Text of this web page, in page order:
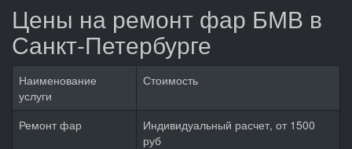
Цены на ремонт фар БМВ в
Санкт-Петербурге
Наименование
услуги
Стоимость
Ремонт фар
Индивидуальный расчет, от 1500
руб